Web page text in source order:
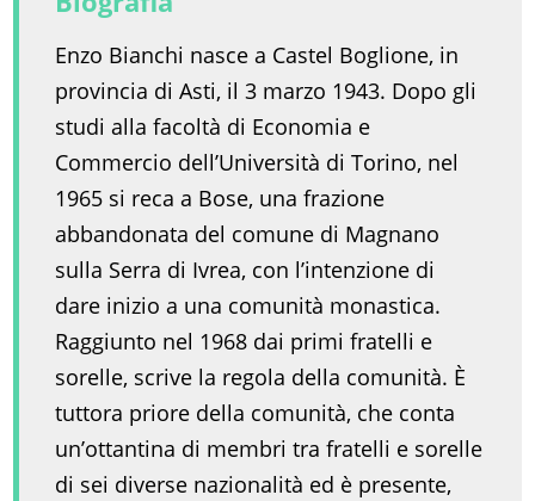
Enzo Bianchi nasce a Castel Boglione, in
provincia di Asti, il 3 marzo 1943. Dopo gli
studi alla facoltà di Economia e
Commercio dell’Università di Torino, nel
1965 si reca a Bose, una frazione
abbandonata del comune di Magnano
sulla Serra di Ivrea, con l’intenzione di
dare inizio a una comunità monastica.
Raggiunto nel 1968 dai primi fratelli e
sorelle, scrive la regola della comunità. È
tuttora priore della comunità, che conta
un’ottantina di membri tra fratelli e sorelle
di sei diverse nazionalità ed è presente,